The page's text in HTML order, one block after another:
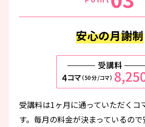
安心の月謝制
受講料は1ヶ月に通っていただくコ
す。毎月の料金が決まっているの